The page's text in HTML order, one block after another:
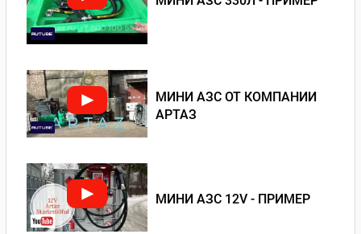
МИНИ АЗС ОТ КОМПАНИИ
АРТАЗ
МИНИ АЗС 12V - ПРИМЕР